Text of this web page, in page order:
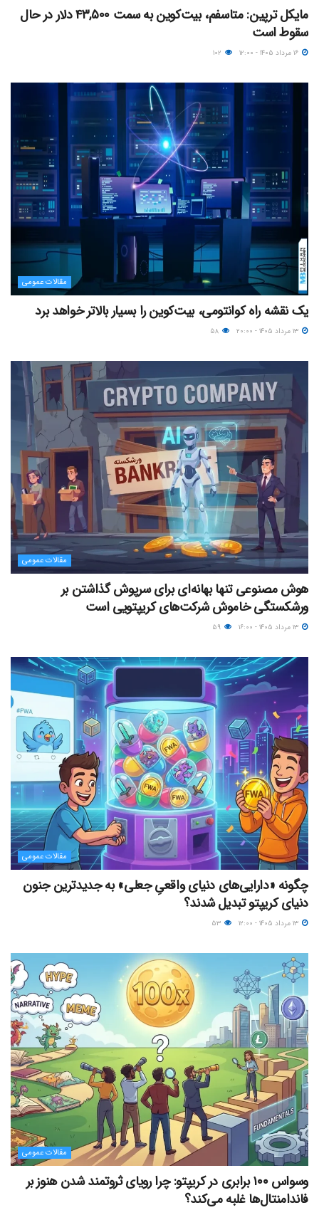
مایکل ترپین: متاسفم، بیت‌کوین به سمت ۴۳,۵۰۰ دلار در حال
سقوط است
مقالات عمومی
یک نقشه راه کوانتومی، بیت‌کوین را بسیار بالاتر خواهد برد
مقالات عمومی
هوش مصنوعی تنها بهانه‌ای برای سرپوش گذاشتن بر
ورشکستگی خاموش شرکت‌های کریپتویی است
مقالات عمومی
چگونه «دارایی‌های دنیای واقعیِ جعلی» به جدیدترین جنون
دنیای کریپتو تبدیل شدند؟
مقالات عمومی
وسواس ۱۰۰ برابری در کریپتو: چرا رویای ثروتمند شدن هنوز بر
فاندامنتال‌ها غلبه می‌کند؟